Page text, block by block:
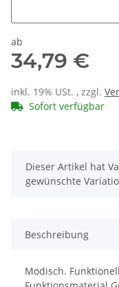
ab
34,79 €
inkl. 19% USt. , zzgl.
Sofort verfügbar
x
Dieser Artikel hat
gewünschte
Beschreibung
Modisch.